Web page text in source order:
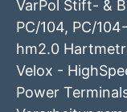
VarPol Stift- &
PC/104, PC/
hm2.0
Velox -
Power